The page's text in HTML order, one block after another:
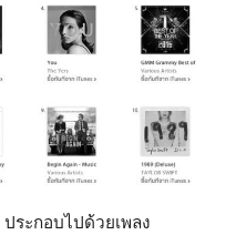
ประกอบไปด้วยเพลง